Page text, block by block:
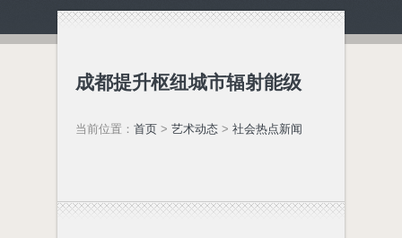
成都提升枢纽城市辐射能级
当前位置： 首页 > 艺术动态 > 社会热点新闻